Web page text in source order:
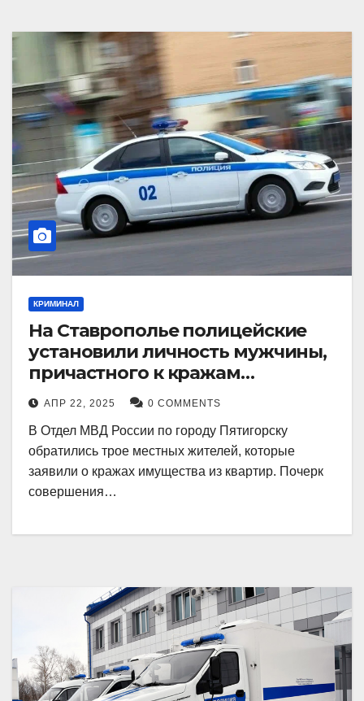
КРИМИНАЛ
На Ставрополье полицейские
установили личность мужчины,
причастного к кражам
имущества из квартир в
Пятигорске
АПР 22, 2025 0 COMMENTS
В Отдел МВД России по городу Пятигорску
обратились трое местных жителей, которые
заявили о кражах имущества из квартир. Почерк
совершения…